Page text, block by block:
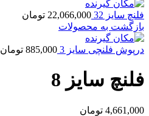
فلنچ سایز 32 22,066,000 تومان
بازگشت به محصولات
درپوش فلنچی سایز 3 885,000 تومان
فلنچ سایز 8
4,661,000 تومان